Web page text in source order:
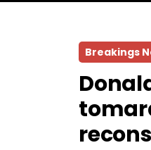
Breakings